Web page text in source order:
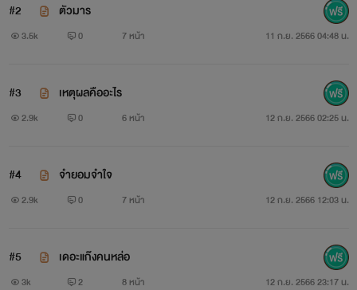
#2 ตัวมาร
3.5k 0 7 หน้า 11 ก.ย. 2566 04:48 น.
#3 เหตุผลคืออะไร
2.9k 0 6 หน้า 12 ก.ย. 2566 02:25 น.
#4 จำยอมจำใจ
2.9k 0 7 หน้า 12 ก.ย. 2566 12:03 น.
#5 เดอะแก๊งคนหล่อ
3k 2 8 หน้า 12 ก.ย. 2566 23:17 น.